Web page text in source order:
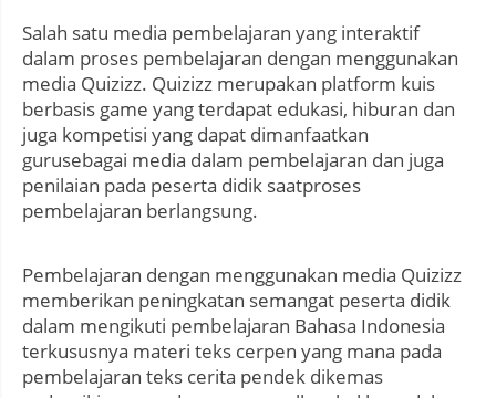
Salah satu media pembelajaran yang interaktif
dalam proses pembelajaran dengan menggunakan
media Quizizz. Quizizz merupakan platform kuis
berbasis game yang terdapat edukasi, hiburan dan
juga kompetisi yang dapat dimanfaatkan
gurusebagai media dalam pembelajaran dan juga
penilaian pada peserta didik saatproses
pembelajaran berlangsung.
Pembelajaran dengan menggunakan media Quizizz
memberikan peningkatan semangat peserta didik
dalam mengikuti pembelajaran Bahasa Indonesia
terkususnya materi teks cerpen yang mana pada
pembelajaran teks cerita pendek dikemas